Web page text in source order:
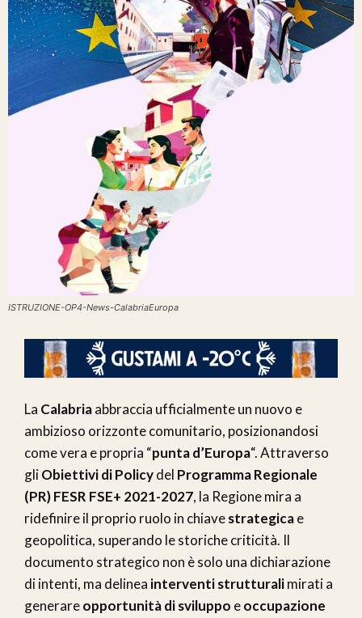
ISTRUZIONE-OP4-News-CalabriaEuropa
La Calabriaabbraccia ufficialmente un nuovo e
ambizioso orizzonte comunitario, posizionandosi
come vera e propria “punta d’Europa“. Attraverso
gliObiettivi di Policydel Programma Regionale
(PR) FESR FSE+ 2021-2027, la Regione mira a
ridefinire il proprio ruolo in chiavestrategicae
geopolitica, superando le storiche criticità. Il
documento strategico non è solo una dichiarazione
di intenti, ma delinea interventi strutturalimirati a
generareopportunità di sviluppo eoccupazione